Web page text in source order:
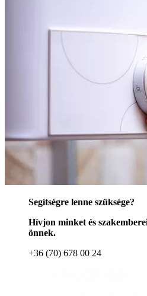
Segítségre lenne szüksége?
Hívjon minket és
önnek.
+36 (70) 678 00 24